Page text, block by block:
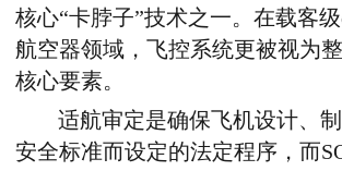
核心“卡脖子”技术之一。在载客级
航空器领域，飞控系统更被视为
核心要素。
适航审定是确保飞机设计、
安全标准而设定的法定程序，而